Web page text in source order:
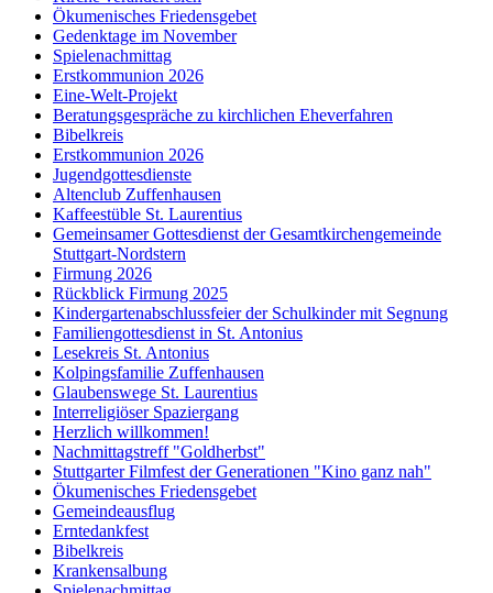
Ökumenisches Friedensgebet
Gedenktage im November
Spielenachmittag
Erstkommunion 2026
Eine-Welt-Projekt
Beratungsgespräche zu kirchlichen Eheverfahren
Bibelkreis
Erstkommunion 2026
Jugendgottesdienste
Altenclub Zuffenhausen
Kaffeestüble St. Laurentius
Gemeinsamer Gottesdienst der Gesamtkirchengemeinde
Stuttgart-Nordstern
Firmung 2026
Rückblick Firmung 2025
Kindergartenabschlussfeier der Schulkinder mit Segnung
Familiengottesdienst in St. Antonius
Lesekreis St. Antonius
Kolpingsfamilie Zuffenhausen
Glaubenswege St. Laurentius
Interreligiöser Spaziergang
Herzlich willkommen!
Nachmittagstreff "Goldherbst"
Stuttgarter Filmfest der Generationen "Kino ganz nah"
Ökumenisches Friedensgebet
Gemeindeausflug
Erntedankfest
Bibelkreis
Krankensalbung